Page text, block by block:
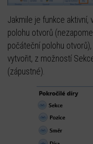
Jakmile je funkce aktivní,
polohu otvorů
počáteční polohu
vytvořit, z možností
(zápustné).